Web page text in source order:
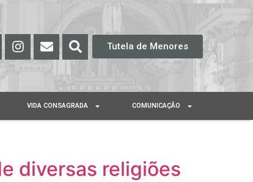
Tutela de Menores
VIDA CONSAGRADA COMUNICAÇÃO
diversas religiões